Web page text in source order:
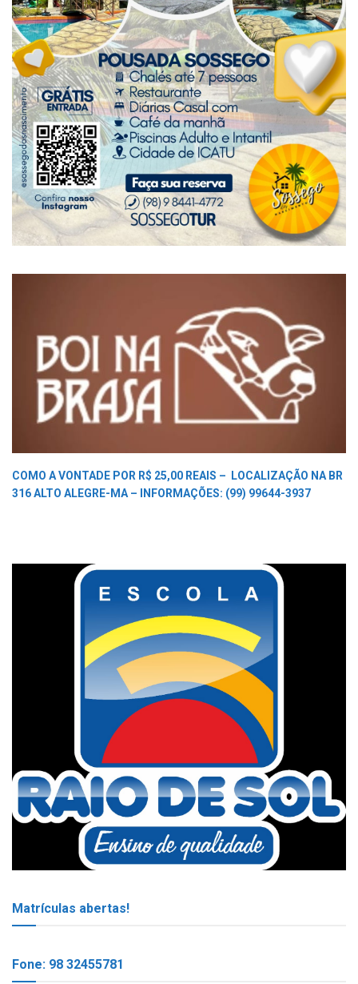
COMO A VONTADE POR R$ 25,00 REAIS –
LOCALIZAÇÃO NA BR
316 ALTO ALEGRE-MA –
INFORMAÇÕES: (99) 99644-3937
Matrículas abertas!
Fone: 98 32455781